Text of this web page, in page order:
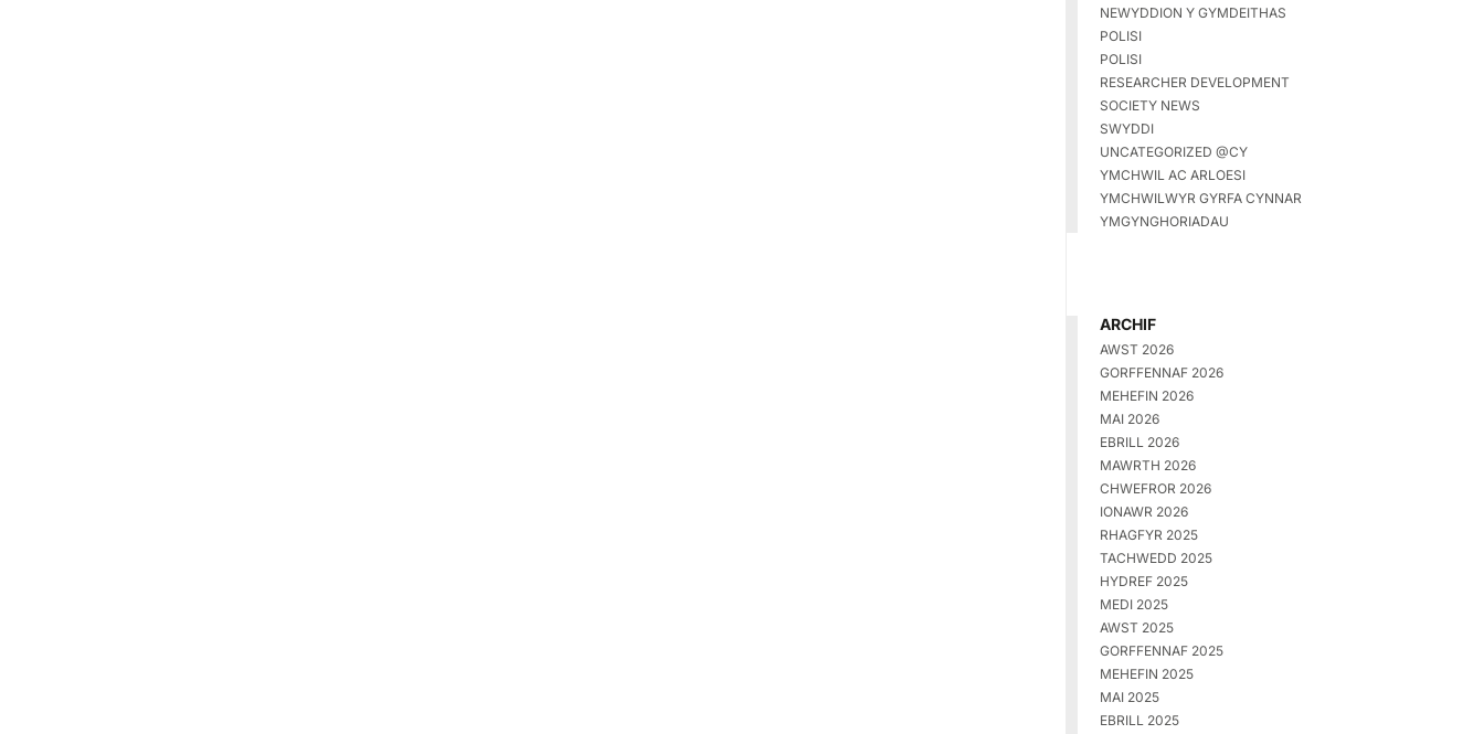
NEWYDDION Y GYMDEITHAS
POLISI
POLISI
RESEARCHER DEVELOPMENT
SOCIETY NEWS
SWYDDI
UNCATEGORIZED @CY
YMCHWIL AC ARLOESI
YMCHWILWYR GYRFA CYNNAR
YMGYNGHORIADAU
ARCHIF
AWST 2026
GORFFENNAF 2026
MEHEFIN 2026
MAI 2026
EBRILL 2026
MAWRTH 2026
CHWEFROR 2026
IONAWR 2026
RHAGFYR 2025
TACHWEDD 2025
HYDREF 2025
MEDI 2025
AWST 2025
GORFFENNAF 2025
MEHEFIN 2025
MAI 2025
EBRILL 2025